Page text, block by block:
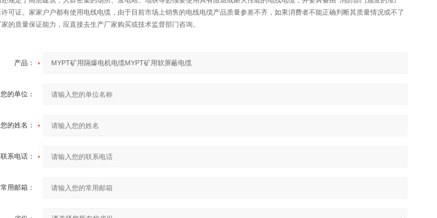
可证。家家户户都有使用电线电缆，由于目前市场上销售的电线电缆产品质量参差不齐，如果消费者不能正确判断其质量情况或不了
的质量保证能力，应直接去生产厂家购买或技术监督部门咨询。
产品：
您的单位：
您的姓名：
联系电话：
常用邮箱：